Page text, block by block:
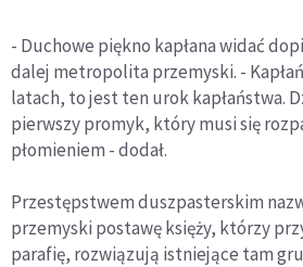
- Duchowe piękno kapłana widać
dalej metropolita przemyski. -
latach, to jest ten urok kapłaństwa.
pierwszy promyk, który musi się
płomieniem - dodał.
Przestępstwem duszpasterskim
przemyski postawę księży, którzy
parafię, rozwiązują istniejące tam